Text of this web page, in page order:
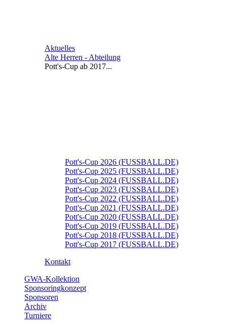
Aktuelles
Alte Herren - Abteilung
Pott's-Cup ab 2017...
Pott's-Cup 2026 (FUSSBALL.DE)
Pott's-Cup 2025 (FUSSBALL.DE)
Pott's-Cup 2024 (FUSSBALL.DE)
Pott's-Cup 2023 (FUSSBALL.DE)
Pott's-Cup 2022 (FUSSBALL.DE)
Pott's-Cup 2021 (FUSSBALL.DE)
Pott's-Cup 2020 (FUSSBALL.DE)
Pott's-Cup 2019 (FUSSBALL.DE)
Pott's-Cup 2018 (FUSSBALL.DE)
Pott's-Cup 2017 (FUSSBALL.DE)
Kontakt
GWA-Kollektion
Sponsoringkonzept
Sponsoren
Archiv
Turniere